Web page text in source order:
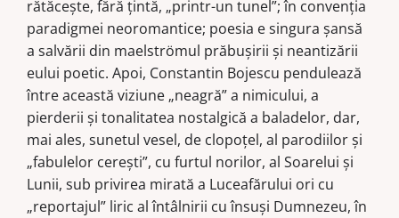
rătăcește, fără țintă, „printr-un tunel”; în convenția
paradigmei neoromantice; poesia e singura șansă
a salvării din maelströmul prăbușirii și neantizării
eului poetic. Apoi, Constantin Bojescu pendulează
între această viziune „neagră” a nimicului, a
pierderii și tonalitatea nostalgică a baladelor, dar,
mai ales, sunetul vesel, de clopoțel, al parodiilor și
„fabulelor cerești”, cu furtul norilor, al Soarelui și
Lunii, sub privirea mirată a Luceafărului ori cu
„reportajul” liric al întâlnirii cu însuși Dumnezeu, în